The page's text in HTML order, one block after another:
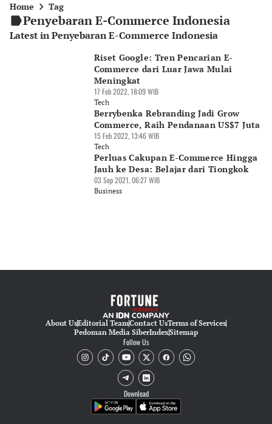
Home Tag
Penyebaran E-Commerce Indonesia
Latest in Penyebaran E-Commerce Indonesia
Riset Google: Tren Pencarian E-
Commerce dari Luar Jawa Mulai
Meningkat
17 Feb 2022, 18:09 WIB
Tech
Berrybenka Rebranding Jadi Grow
Commerce, Raih Pendanaan US$7 Juta
15 Feb 2022, 13:46 WIB
Tech
Perluas Cakupan E-Commerce Hingga
Jauh ke Desa: Belajar dari Tiongkok
03 Sep 2021, 06:27 WIB
Business
About UsEditorial TeamContact UsTerms of Services
Pedoman Media SiberIndexSitemap
Follow Us
Download